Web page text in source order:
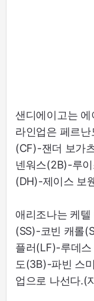
샌디에이고는
라인업은 페르
(CF)-잰더 보가
넨워스(2B)-루
(DH)-제이스 보
애리조나는 케
(SS)-코빈 캐롤
플러(LF)-루데
도(3B)-파빈 스
업으로 나선다.(